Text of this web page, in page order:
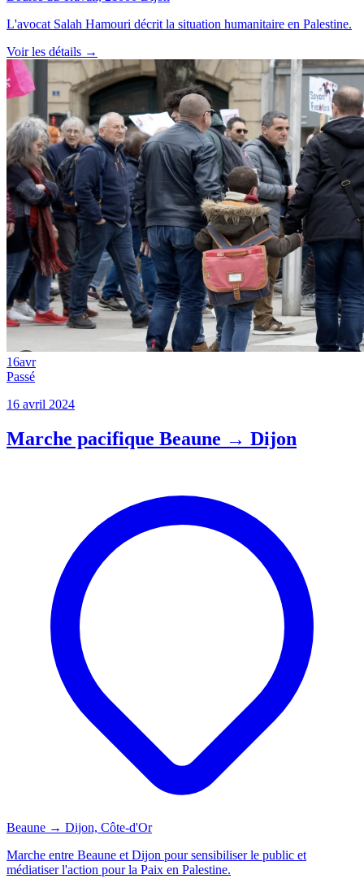
L'avocat Salah Hamouri décrit la situation humanitaire en Palestine.
Voir les détails →
16avr
Passé
16 avril 2024
Marche pacifique Beaune → Dijon
Beaune → Dijon, Côte-d'Or
Marche entre Beaune et Dijon pour sensibiliser le public et
médiatiser l'action pour la Paix en Palestine.